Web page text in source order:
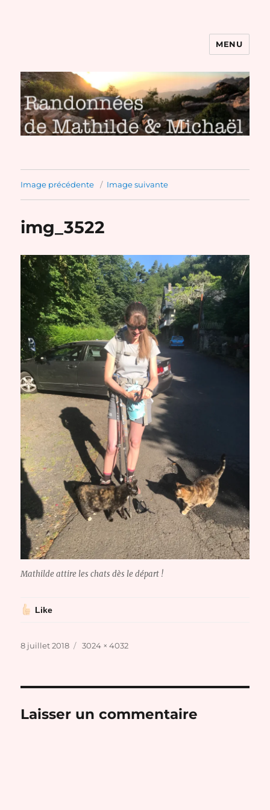
Randonnées de Mathilde et
Michaël
MENU
Image précédente Image suivante
img_3522
Mathilde attire les chats dès le départ !
Like
Publié
8 juillet 2018
Taille
3024 × 4032
Laisser un commentaire